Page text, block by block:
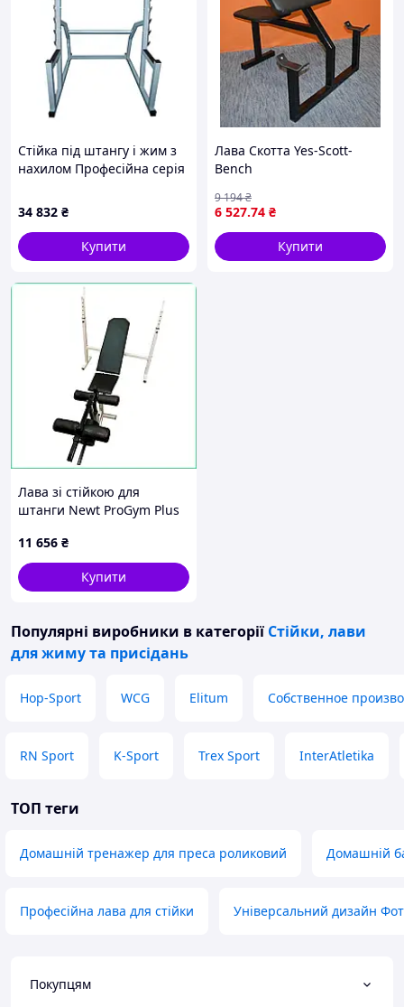
Стійка під штангу і жим з
нахилом Професійна серія
34 832 ₴
Купити
Лава Скотта Yes-Scott-
Bench
6 527.74 ₴
9 194₴
Купити
Лава зі стійкою для
штанги Newt ProGym Plus
з тренажером для ніг до
300 кг
11 656 ₴
Купити
Популярні виробники в категорії Стійки, лави
для жиму та присідань
Hop-Sport WCG Elitum Собственное
RN Sport K-Sport Trex Sport InterAtletika
ТОП теги
Домашній тренажер для преса роликовий Домашній
Професійна лава для стійки Універсальний дизайн
Покупцям